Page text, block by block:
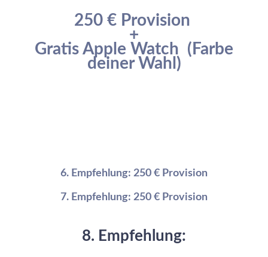
250 € Provision
+
Gratis Apple Watch (Farbe
deiner Wahl)
6. Empfehlung: 250 € Provision
7. Empfehlung: 250 € Provision
8. Empfehlung: